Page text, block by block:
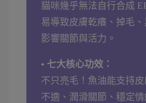
貓咪幾乎無法自行合成
易導致皮膚乾癢、掉毛
影響關節與活力。
• 七大核心功效：
不只亮毛！魚油能支持
不適、潤滑關節、穩定